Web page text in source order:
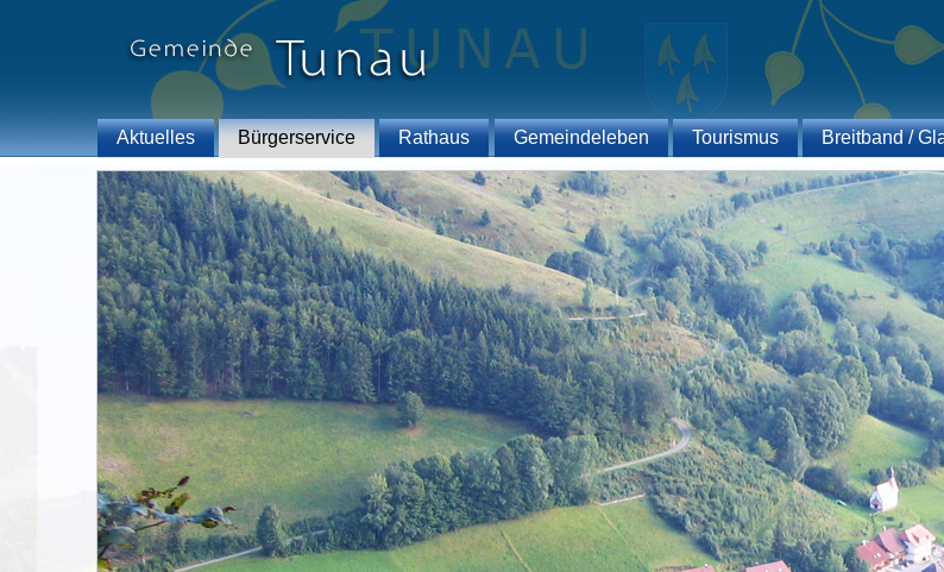
Aktuelles Bürgerservice Rathaus Gemeindeleben Tourismus Breitband /